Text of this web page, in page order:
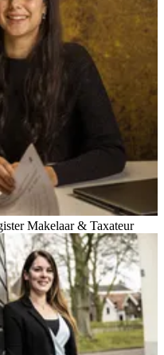
Makelaar & Taxateur